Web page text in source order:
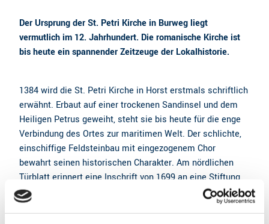
Der Ursprung der St. Petri Kirche in Burweg liegt
vermutlich im 12. Jahrhundert. Die romanische Kirche ist
bis heute ein spannender Zeitzeuge der Lokalhistorie.
1384 wird die St. Petri Kirche in Horst erstmals schriftlich
erwähnt. Erbaut auf einer trockenen Sandinsel und dem
Heiligen Petrus geweiht, steht sie bis heute für die enge
Verbindung des Ortes zur maritimen Welt. Der schlichte,
einschiffige Feldsteinbau mit eingezogenem Chor
bewahrt seinen historischen Charakter. Am nördlichen
Türblatt erinnert eine Inschrift von 1699 an eine Stiftung
und erzählt von persönlicher Erinnerungskultur. Im
Innenraum verweisen zwei Glasbilder auf zentrale Motive